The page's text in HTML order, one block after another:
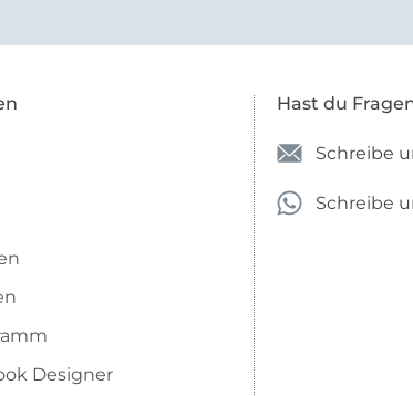
Designer
Hast du
Schreibe
Schreibe